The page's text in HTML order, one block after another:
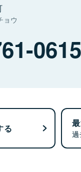
ョウ
0615
る
過